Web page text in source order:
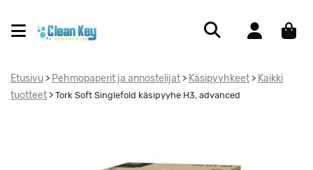
Etusivu > Pehmopaperit ja annostelijat > Käsipyyhkeet > Kaikki
tuotteet > Tork Soft Singlefold käsipyyhe H3, advanced